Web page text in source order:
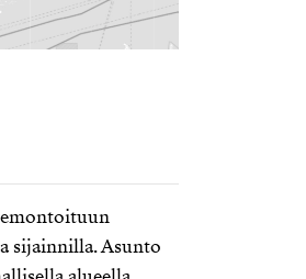
sijainnilla. Asunto